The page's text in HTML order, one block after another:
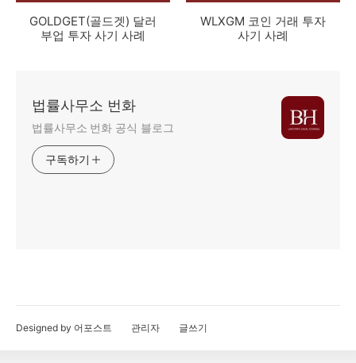
GOLDGET(골드겟) 달러
부업 투자 사기 사례
WLXGM 코인 거래 투자
사기 사례
법률사무소 번화
법률사무소 번화 공식 블로그
구독하기
Designed by 어포스트 관리자 글쓰기